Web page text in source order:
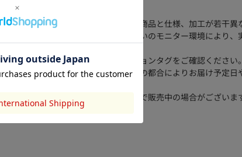
[注意事項]
※画像の商品はサンプルです。実際の商品と仕様、加工が若干異
※画像の商品は光の照射や角度、お使いのモニター環境により
※着用、お取り扱いの際は、アテンションタグをご確認ください。
※一部予約商品につきましては生産上の都合によりお届け予定日
※追加生産商品は、一部の店舗、通販で販売中の場合がございま